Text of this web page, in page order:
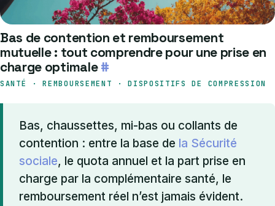
Bas de contention et remboursement
mutuelle : tout comprendre pour une prise en
charge optimale#
SANTÉ · REMBOURSEMENT · DISPOSITIFS DE COMPRESSION
Bas, chaussettes, mi-bas ou collants de
contention : entre la base de la Sécurité
sociale, le quota annuel et la part prise en
charge par la complémentaire santé, le
remboursement réel n’est jamais évident.